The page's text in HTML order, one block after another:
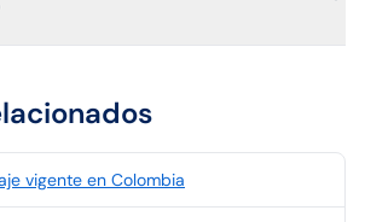
vigente en Colombia